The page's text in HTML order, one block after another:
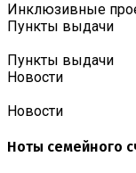
Инклюзивные
Пункты выдачи
Пункты выдачи
Новости
Новости
Ноты семейного